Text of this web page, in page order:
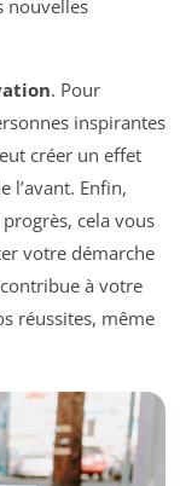
nouvelles
. Pour
inspirantes
créer un effet
l’avant. Enfin,
cela vous
votre démarche
à votre
réussites, même